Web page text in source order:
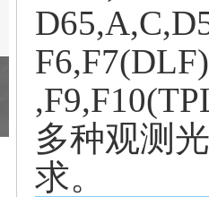
多种观测
求。